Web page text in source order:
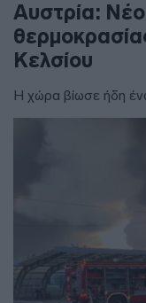
Αυστρία:
Κελσίου
Η χώρα βίωσε ήδη